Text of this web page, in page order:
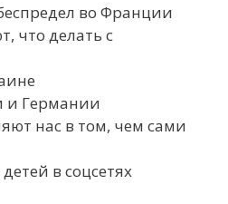
во Франции
что делать с
и Германии
нас в том, чем сами
в соцсетях